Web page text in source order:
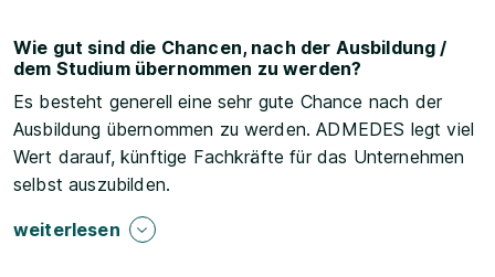
Wie gut sind die Chancen, nach der Ausbildung /
dem Studium übernommen zu werden?
Es besteht generell eine sehr gute Chance nach der
Ausbildung übernommen zu werden. ADMEDES legt viel
Wert darauf, künftige Fachkräfte für das Unternehmen
selbst auszubilden.
weiterlesen